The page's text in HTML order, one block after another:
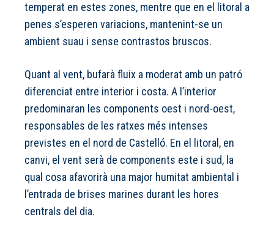
temperat en estes zones, mentre que en el litoral a
penes s’esperen variacions, mantenint-se un
ambient suau i sense contrastos bruscos.
Quant al vent, bufarà fluix a moderat amb un patró
diferenciat entre interior i costa. A l’interior
predominaran les components oest i nord-oest,
responsables de les ratxes més intenses
previstes en el nord de Castelló. En el litoral, en
canvi, el vent serà de components este i sud, la
qual cosa afavorirà una major humitat ambiental i
l’entrada de brises marines durant les hores
centrals del dia.